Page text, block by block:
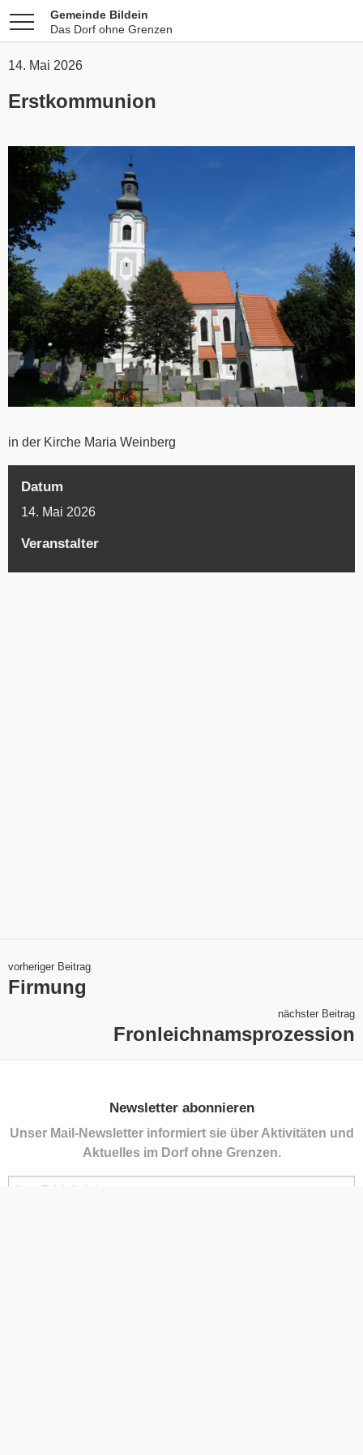
Gemeinde Bildein
Das Dorf ohne Grenzen
14. Mai 2026
Erstkommunion
in der Kirche Maria Weinberg
Datum
14. Mai 2026
Veranstalter
vorheriger Beitrag
Firmung
nächster Beitrag
Fronleichnamsprozession
Newsletter abonnieren
Unser Mail-Newsletter informiert sie über Aktivitäten und
Aktuelles im Dorf ohne Grenzen.